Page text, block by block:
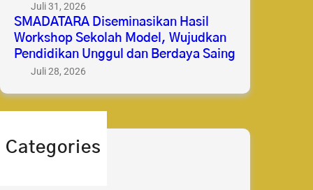
Juli 31, 2026
SMADATARA Diseminasikan Hasil
Workshop Sekolah Model, Wujudkan
Pendidikan Unggul dan Berdaya Saing
Juli 28, 2026
Categories